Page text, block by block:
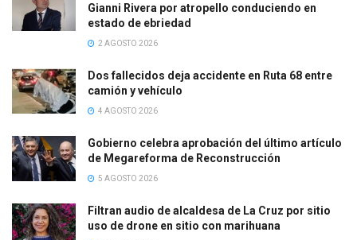
Gianni Rivera por atropello conduciendo en
estado de ebriedad
2 AGOSTO 2026
Dos fallecidos deja accidente en Ruta 68 entre
camión y vehículo
4 AGOSTO 2026
Gobierno celebra aprobación del último artículo
de Megareforma de Reconstrucción
5 AGOSTO 2026
Filtran audio de alcaldesa de La Cruz por sitio
uso de drone en sitio con marihuana